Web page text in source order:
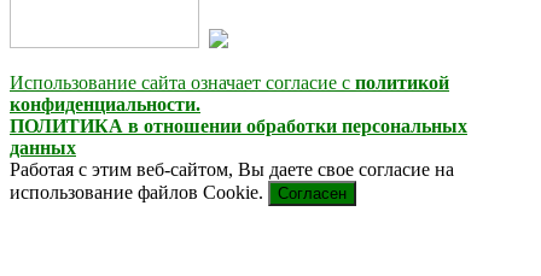
Использование сайта означает согласие с политикой
конфиденциальности.
ПОЛИТИКА в отношении обработки персональных
данных
Работая с этим веб-сайтом, Вы даете свое согласие на
использование файлов Cookie.
Согласен